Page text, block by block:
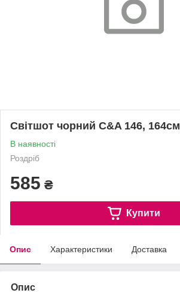
Світшот чорний C&A 146, 164см
В наявності
Роздріб
585 ₴
Купити
Опис Характеристики Доставка
Опис